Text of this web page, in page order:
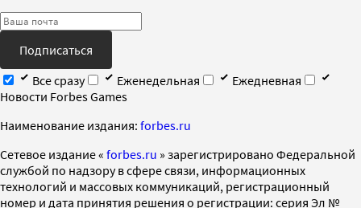
Подписаться
Все сразу
Еженедельная
Ежедневная
Новости Forbes Games
Наименование издания: forbes.ru
Cетевое издание « forbes.ru » зарегистрировано Федеральной
службой по надзору в сфере связи, информационных
технологий и массовых коммуникаций, регистрационный
номер и дата принятия решения о регистрации: серия Эл №